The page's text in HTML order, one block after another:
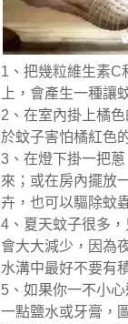
1、把幾粒維生素C
上，會產生一種讓
2、在室內掛上橘
於蚊子害怕橘紅色
3、在燈下掛一把
來；或在房內擺放
卉，也可以驅除蚊
4、夏天蚊子很多
會大大減少，因為
水溝中最好不要有
5、如果你一不小
一點鹽水或牙膏，